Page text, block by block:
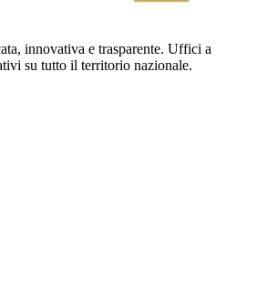
innovativa e trasparente. Uffici a
su tutto il territorio nazionale.